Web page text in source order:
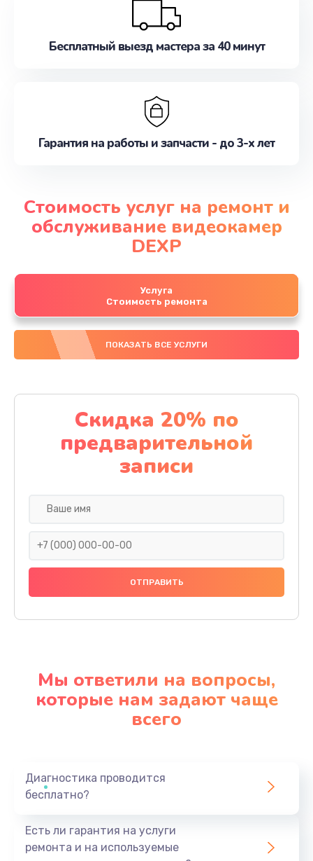
Бесплатный выезд мастера за 40 минут
Гарантия на работы и запчасти - до 3-х лет
Стоимость услуг на ремонт и
обслуживание видеокамер
DEXP
Услуга
Стоимость ремонта
ПОКАЗАТЬ ВСЕ УСЛУГИ
Скидка 20% по
предварительной
записи
Мы ответили на вопросы,
которые нам задают чаще
всего
Диагностика проводится
бесплатно?
Есть ли гарантия на услуги
ремонта и на используемые